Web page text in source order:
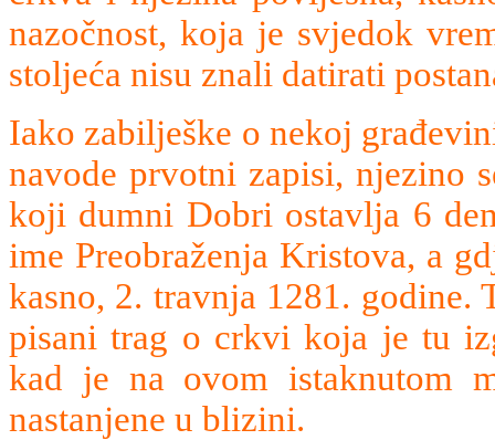
nazočnost, koja je svjedok
stoljeća nisu znali datirati
Iako zabilješke o nekoj
navode prvotni zapisi, njezino
koji dumni Dobri ostavlja 6
ime Preobraženja Kristova, a
kasno, 2. travnja 1281. godine.
pisani trag o crkvi koja je tu
kad je na ovom istaknutom
nastanjene u blizini.